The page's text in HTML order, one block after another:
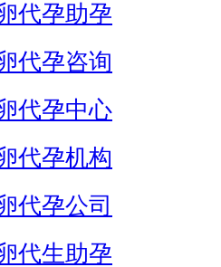
代孕助孕
代孕咨询
代孕中心
代孕机构
代孕公司
代生助孕